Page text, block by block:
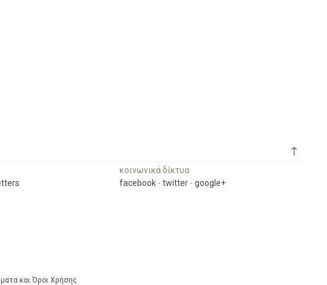
↑
κοινωνικά δίκτυα
facebook - twitter - google+
και Όροι Χρήσης